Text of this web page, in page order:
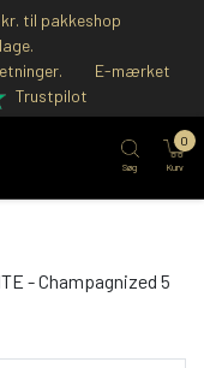
til pakkeshop
E-mærket
Trustpilot
Søg Kurv
0
- Champagnized 5